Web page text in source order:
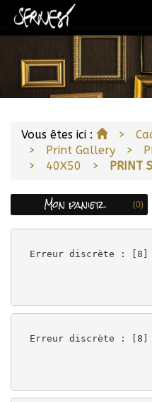
Se
Vous êtes ici : Accueil
Print Gallery
40X50
PRINT
Mon panier (0)
Erreur discrète : [8]
Erreur discrète : [8]